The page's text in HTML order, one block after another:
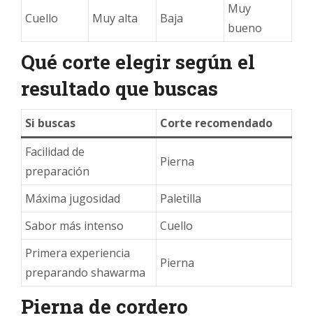
Cuello Muy alta Baja
Muy
bueno
Qué corte elegir según el
resultado que buscas
Si buscas
Corte recomendado
Facilidad de
preparación
Pierna
Máxima jugosidad
Paletilla
Sabor más intenso
Cuello
Primera experiencia
preparando shawarma
Pierna
Pierna de cordero